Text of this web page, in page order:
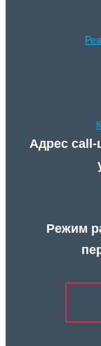
Адрес call-
Режим